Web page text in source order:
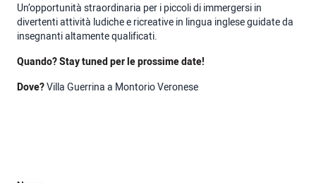
Un’opportunità straordinaria per i piccoli di immergersi in
divertenti attività ludiche e ricreative in lingua inglese guidate da
insegnanti altamente qualificati.
Quando? Stay tuned per le prossime date!
Dove?Villa Guerrina a Montorio Veronese